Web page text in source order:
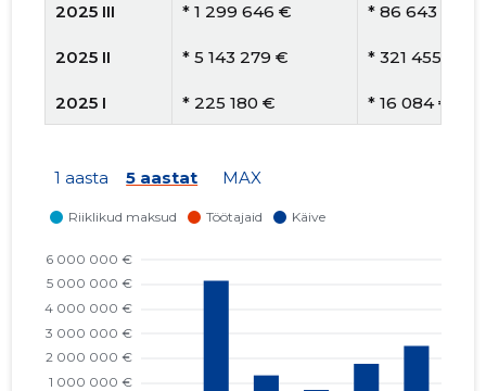
2025 III * 1 299 646 € * 86 643 €
2025 II * 5 143 279 € * 321 455 €
2025 I * 225 180 € * 16 084 €
2024 I * 2 691 404 €
2023 IV
2023 III * 1 137 069 €
1 aasta 5 aastat MAX